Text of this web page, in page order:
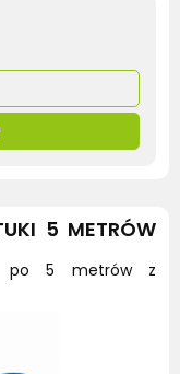
5 METRÓW
po 5 metrów z